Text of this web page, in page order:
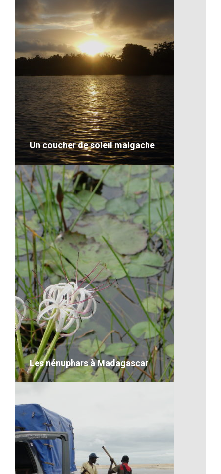
Conseil d’administration
VOIR LE DÉTAIL
Un coucher de soleil malgache
Un coucher de soleil malgache
VOIR LE DÉTAIL
Les nénuphars à Madagascar